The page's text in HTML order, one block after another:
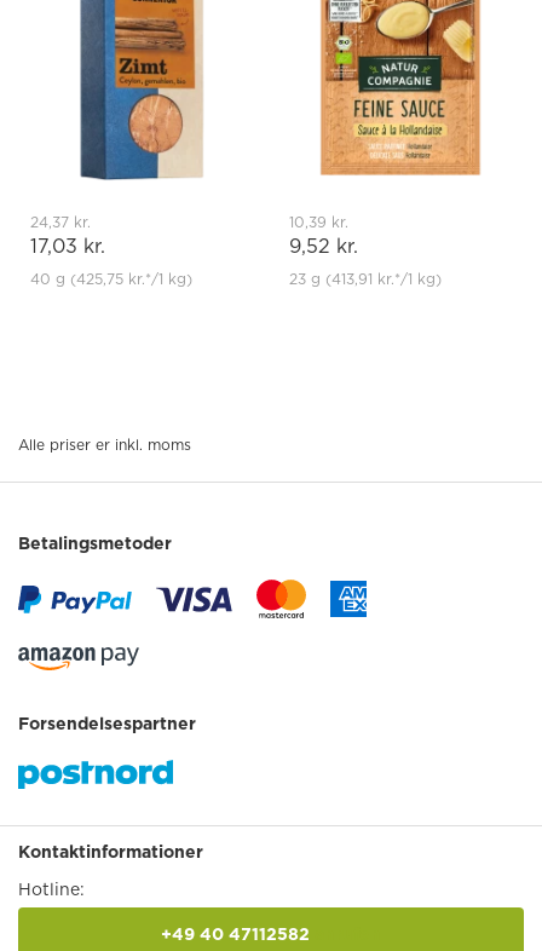
24,37 kr.
17,03 kr.
40 g (425,75 kr.*/1 kg)
10,39 kr.
9,52 kr.
23 g (413,91 kr.*/1 kg)
Alle priser er inkl. moms
Betalingsmetoder
Forsendelsespartner
Kontaktinformationer
Hotline:
+49 40 47112582